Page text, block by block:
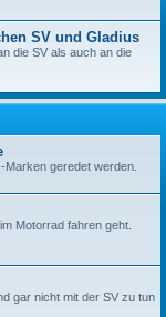
SV und Gladius
die SV als auch an die
geredet werden.
Motorrad fahren geht.
gar nicht mit der SV zu tun